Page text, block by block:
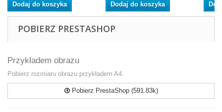
Dodaj do koszyka Dodaj do koszyka
POBIERZ PRESTASHOP
Przykładem obrazu
Pobierz rozmiaru obrazu przykładem A4.
Pobierz PrestaShop (591.83k)